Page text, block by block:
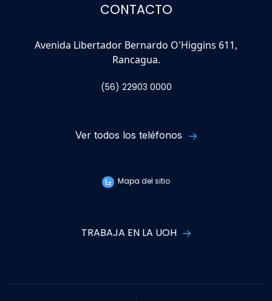
CONTACTO
Avenida Libertador Bernardo O'Higgins 611,
Rancagua.
(56) 22903 0000
Ver todos los teléfonos
Mapa del sitio
TRABAJA EN LA UOH